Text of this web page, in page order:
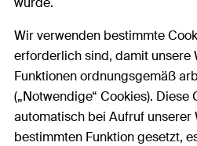
Wir verwenden bestimmte
erforderlich sind, damit unsere
Funktionen ordnungsgemäß
(„Notwendige“ Cookies). Diese
automatisch bei Aufruf unserer
bestimmten Funktion gesetzt,